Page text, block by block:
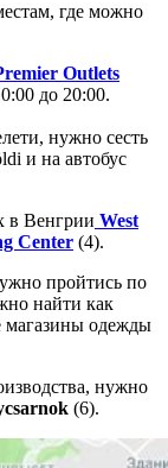
где можно
Outlets
до 20:00.
нужно сесть
и на автобус
в Венгрии West
Center (4).
пройтись по
найти как
магазины одежды
нужно
(6).